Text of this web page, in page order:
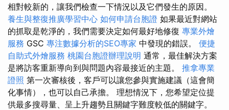
相對較新的，讓我們檢查一下情況以及它們發生的原因。
養生與整復推廣學習中心 如何申請台胞證 如果最近對網站
的抓取是乾淨的，我們需要決定如何最好地修復 專業外燴
服務 GSC 專注數據分析的SEO專家 中發現的錯誤。 便捷
自助式外燴服務 桃園台胞證辦理說明 通常，最佳解決方案
是將訪客重新導向到與問題內容最接近的主題。 推拿專業
證照 第一次審核後，客戶可以讓您參與實施建議（這會簡
化事情），也可以自己承擔。 理想情況下，您希望定位提
供最多搜尋量、呈上升趨勢且關鍵字難度較低的關鍵字。